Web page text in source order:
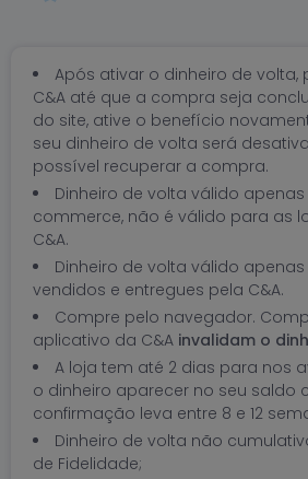
Após ativar o dinheiro de volta,
C&A até que a compra seja
do site, ative o benefício
seu dinheiro de volta será
possível recuperar a compra.
Dinheiro de volta válido
commerce, não é válido para as
C&A.
Dinheiro de volta válido
vendidos e entregues pela C&A.
Compre pelo navegador.
aplicativo da C&A invalidam o
A loja tem até 2 dias para nos
o dinheiro aparecer no seu saldo
confirmação leva entre 8 e 12
Dinheiro de volta não
de Fidelidade;